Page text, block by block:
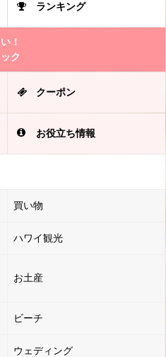
ランキング
！
ク
クーポン
お役立ち情報
買い物
ハワイ観光
お土産
ビーチ
ウェディング